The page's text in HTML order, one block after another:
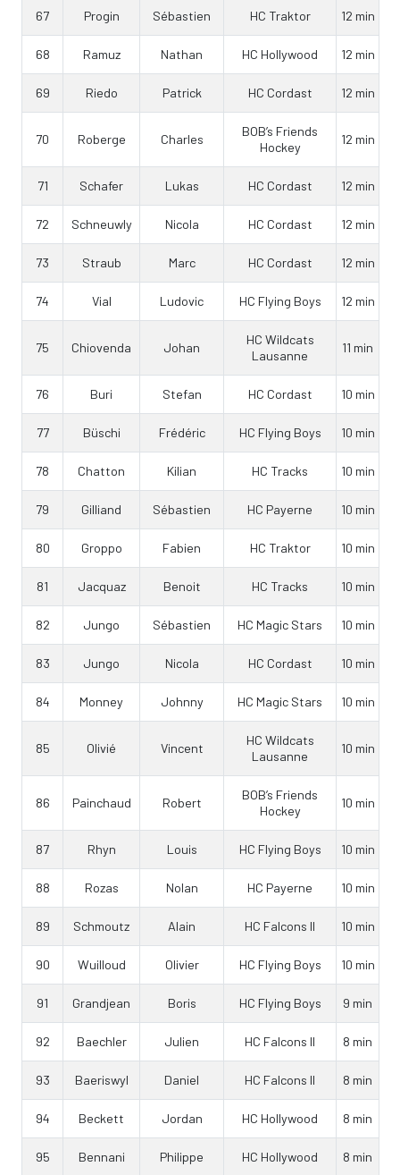
67 Progin Sébastien HC Traktor 12 min
68 Ramuz Nathan HC Hollywood 12 min
69 Riedo Patrick HC Cordast 12 min
70 Roberge Charles
BOB’s Friends
Hockey
12 min
71 Schafer Lukas HC Cordast 12 min
72 Schneuwly Nicola HC Cordast 12 min
73 Straub Marc HC Cordast 12 min
74 Vial Ludovic HC Flying Boys 12 min
75 Chiovenda Johan
HC Wildcats
Lausanne
11 min
76 Buri Stefan HC Cordast 10 min
77 Büschi Frédéric HC Flying Boys 10 min
78 Chatton Kilian HC Tracks 10 min
79 Gilliand Sébastien HC Payerne 10 min
80 Groppo Fabien HC Traktor 10 min
81 Jacquaz Benoit HC Tracks 10 min
82 Jungo Sébastien HC Magic Stars 10 min
83 Jungo Nicola HC Cordast 10 min
84 Monney Johnny HC Magic Stars 10 min
85 Olivié Vincent
HC Wildcats
Lausanne
10 min
86 Painchaud Robert
BOB’s Friends
Hockey
10 min
87 Rhyn Louis HC Flying Boys 10 min
88 Rozas Nolan HC Payerne 10 min
89 Schmoutz Alain HC Falcons II 10 min
90 Wuilloud Olivier HC Flying Boys 10 min
91 Grandjean Boris HC Flying Boys 9 min
92 Baechler Julien HC Falcons II 8 min
93 Baeriswyl Daniel HC Falcons II 8 min
94 Beckett Jordan HC Hollywood 8 min
95 Bennani Philippe HC Hollywood 8 min